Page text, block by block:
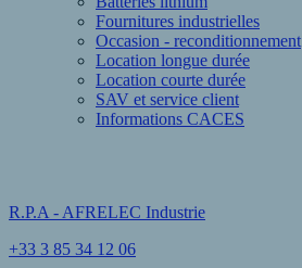
Fournitures industrielles
Occasion - reconditionnement
Location longue durée
Location courte durée
SAV et service client
Informations CACES
R.P.A - AFRELEC Industrie
+33 3 85 34 12 06